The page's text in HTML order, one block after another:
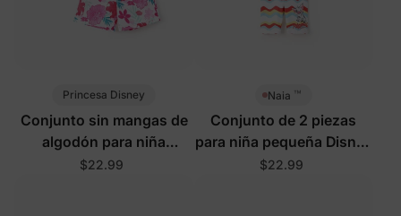
Princesa Disney
Conjunto sin mangas de
algodón para niña
pequeña Disney Ariel, 2
$22.99
Naia ™
Conjunto de 2 piezas
para niña pequeña Disney
Moana en amarillo
$22.99